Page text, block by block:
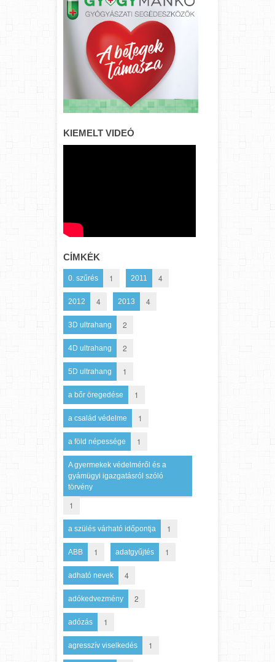
KIEMELT VIDEÓ
CÍMKÉK
0. szűrés 1 2011 4
2012 4 2013 4
3D ultrahang 2
4D ultrahang 2
5D ultrahang 1
a bőr öregedése 1
a család védelme 1
a föld népessége 1
A gyermekek védelméről és a
gyámügyi igazgatásról szóló
törvény
1
a szülés várható időpontja 1
ABB 1 adatgyűjtés 1
adható nevek 4
adókedvezmény 2
adózás 1
agresszív viselkedés 1